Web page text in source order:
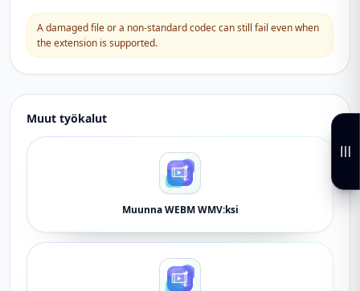
A damaged file or a non-standard codec can still fail even when
the extension is supported.
Muut työkalut
Muunna WEBM WMV:ksi